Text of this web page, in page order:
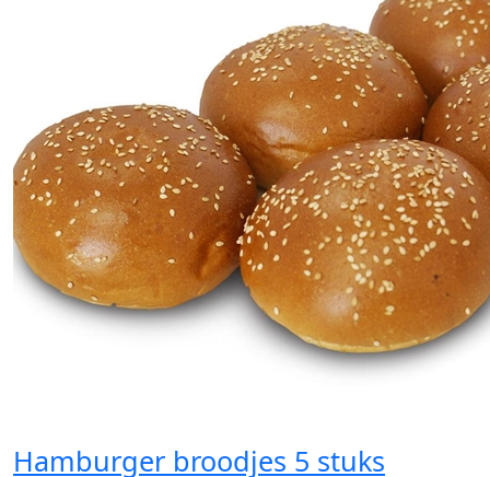
Hamburger broodjes 5 stuks